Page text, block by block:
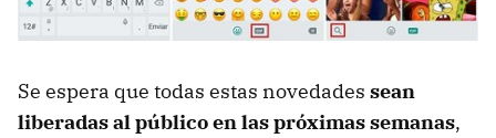
Se espera que todas estas novedades sean
liberadas al público en las próximas semanas,